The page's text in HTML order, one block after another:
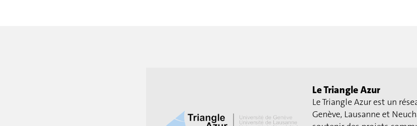
vivant” vous invite à découvrir le sujet en plein-air.
L’événement fait partie du programme d’activités de
Le Triangle Azur
Le Triangle Azur est un
Genève, Lausanne et